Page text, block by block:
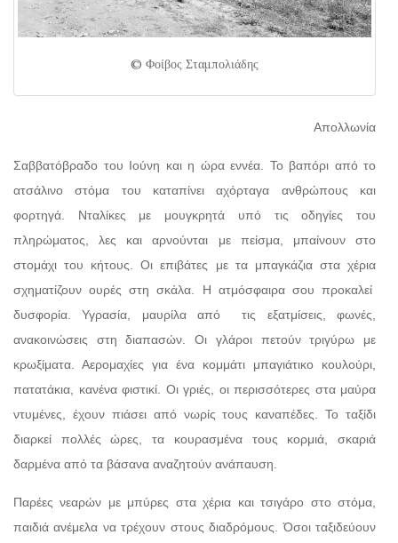
© Φοίβος Σταμπολιάδης
Απολλωνία
Σαββατόβραδο του Ιούνη και η ώρα εννέα. Το βαπόρι από το
ατσάλινο στόμα του καταπίνει αχόρταγα ανθρώπους και
φορτηγά. Νταλίκες με μουγκρητά υπό τις οδηγίες του
πληρώματος, λες και αρνούνται με πείσμα, μπαίνουν στο
στομάχι του κήτους. Οι επιβάτες με τα μπαγκάζια στα χέρια
σχηματίζουν ουρές στη σκάλα. Η ατμόσφαιρα σου προκαλεί
δυσφορία. Υγρασία, μαυρίλα από τις εξατμίσεις, φωνές,
ανακοινώσεις στη διαπασών. Οι γλάροι πετούν τριγύρω με
κρωξίματα. Αερομαχίες για ένα κομμάτι μπαγιάτικο κουλούρι,
πατατάκια, κανένα φιστικί. Οι γριές, οι περισσότερες στα μαύρα
ντυμένες, έχουν πιάσει από νωρίς τους καναπέδες. Το ταξίδι
διαρκεί πολλές ώρες, τα κουρασμένα τους κορμιά, σκαριά
δαρμένα από τα βάσανα αναζητούν ανάπαυση.
Παρέες νεαρών με μπύρες στα χέρια και τσιγάρο στο στόμα,
παιδιά ανέμελα να τρέχουν στους διαδρόμους. Όσοι ταξιδεύουν